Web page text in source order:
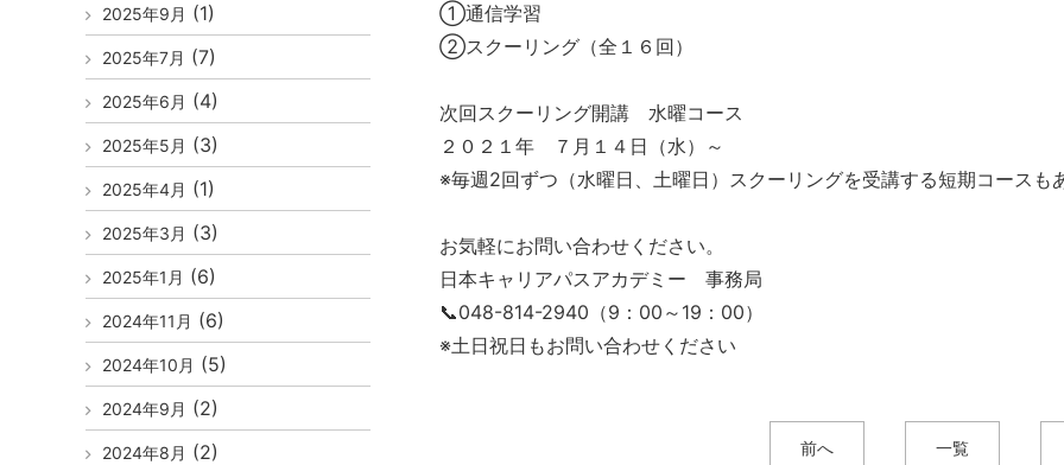
①通信学習
②スクーリング（全１６回）
次回スクーリング開講 水曜コース
２０２１年 ７月１４日（水）～
※毎週2回ずつ（水曜日、土曜日）スクーリングを受講する短期コースも
お気軽にお問い合わせください。
日本キャリアパスアカデミー 事務局
📞048-814-2940（9：00～19：00）
※土日祝日もお問い合わせください
前へ 一覧
2025年9月 (1)
2025年7月 (7)
2025年6月 (4)
2025年5月 (3)
2025年4月 (1)
2025年3月 (3)
2025年1月 (6)
2024年11月 (6)
2024年10月 (5)
2024年9月 (2)
2024年8月 (2)